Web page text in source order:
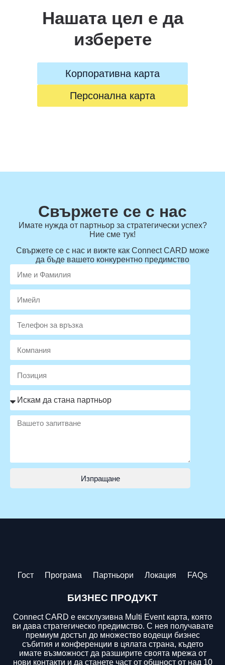
Нашата цел е да
изберете
Корпоративна карта
Персонална карта
Свържете се с нас
Имате нужда от партньор за стратегически успех?
Ние сме тук!
Свържете се с нас и вижте как Connect CARD може
да бъде вашето конкурентно предимство
Изпращане
Гост Програма Партньори Локация FAQs
БИЗНЕС ПРОДУKT
Connect CARD е ексклузивна Multi Event карта, която
ви дава стратегическо предимство. С нея получавате
премиум достъп до множество водещи бизнес
събития и конференции в цялата страна, където
имате възможност да разширите своята мрежа от
нови контакти и да станете част от общност от над 10